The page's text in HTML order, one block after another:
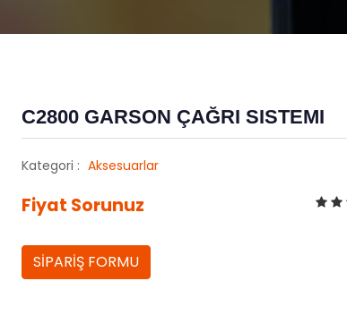
C2800 GARSON ÇAĞRI SISTEMI
Kategori : Aksesuarlar
Fiyat Sorunuz
SİPARİŞ FORMU